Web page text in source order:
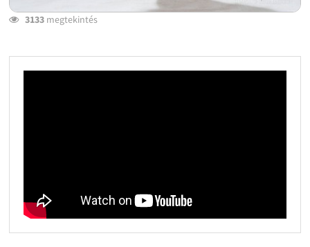
3133megtekintés